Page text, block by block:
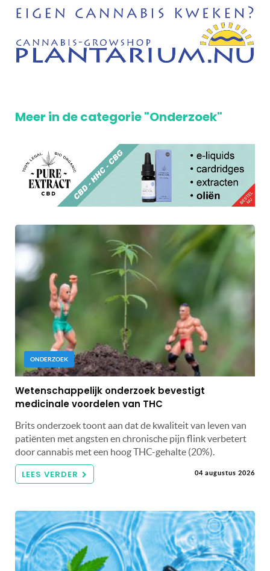
Meer in de categorie "Onderzoek"
ONDERZOEK
Wetenschappelijk onderzoek bevestigt
medicinale voordelen van THC
Brits onderzoek toont aan dat de kwaliteit van leven van
patiënten met angsten en chronische pijn flink verbetert
door cannabis met een hoog THC-gehalte (20%).
LEES VERDER 04 augustus 2026